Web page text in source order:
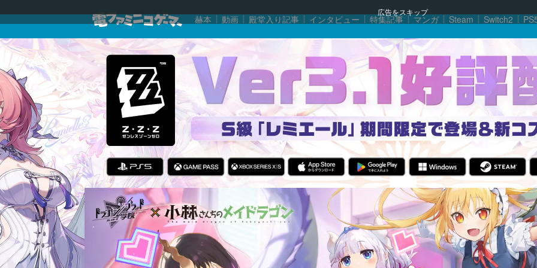
広告をスキップ
赫本 動画 殿堂入り記事 インタビュー 特集記事 マンガ Steam Switch2